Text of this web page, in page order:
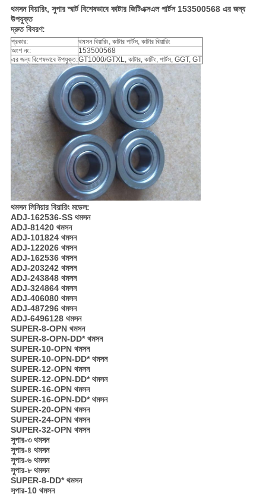
থমসন বিয়ারিং, সুপার স্মার্ট বিশেষভাবে কাটার জিটিএক্সএল পার্টস 153500568 এর জন্য
উপযুক্ত
দ্রুত বিবরণ:
প্রকার:
থমসন বিয়ারিং, কাটার পার্টস, কাটার বিয়ারিং
অংশ নং:
153500568
এর জন্য বিশেষভাবে উপযুক্ত:GT1000/GTXL, কাটার, কাটিং, পার্টস, GGT, GT
থমসন লিনিয়ার বিয়ারিং মডেল:
ADJ-162536-SS থমসন
ADJ-81420 থমসন
ADJ-101824 থমসন
ADJ-122026 থমসন
ADJ-162536 থমসন
ADJ-203242 থমসন
ADJ-243848 থমসন
ADJ-324864 থমসন
ADJ-406080 থমসন
ADJ-487296 থমসন
ADJ-6496128 থমসন
SUPER-8-OPN থমসন
SUPER-8-OPN-DD* থমসন
SUPER-10-OPN থমসন
SUPER-10-OPN-DD* থমসন
SUPER-12-OPN থমসন
SUPER-12-OPN-DD* থমসন
SUPER-16-OPN থমসন
SUPER-16-OPN-DD* থমসন
SUPER-20-OPN থমসন
SUPER-24-OPN থমসন
SUPER-32-OPN থমসন
সুপার-৩ থমসন
সুপার-৪ থমসন
সুপার-৬ থমসন
সুপার-৮ থমসন
SUPER-8-DD* থমসন
সুপার-10 থমসন